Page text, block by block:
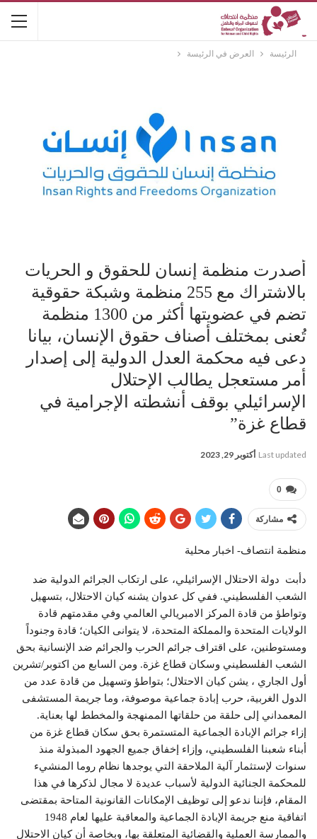
الرئيسة العرض في الرئيسة
أصدرت منظمة إنسان للحقوق و الحريات
بالاشتراك مع 255 منظمة وشبكة حقوقية
تضم في عضويتها أكثر من 1300 منظمة
تُعنى بمختلف أصناف حقوق الإنسان، بيانا
دعى فيه محكمة العدل الدولية إلى إصدار
أمر مستعجل يطالب الإحتلال
الإسرائيلي بوقف أنشطته الإجرامية في
قطاع غزة”
Last updated أكتوبر 29, 2023
0
مشاركة
منظمة انتصاف- اخبار محلية
دأبت دولة الاحتلال الإسرائيلي، على ارتكاب الجرائم الدولية ضد
الشعب الفلسطيني. ففي كل عدوان يشنه كيان الاحتلال، بتسهيل
وتواطؤ من قادة المركز الامبريالي العالمي وفي مقدمتهم قادة
الولايات المتحدة والمملكة المتحدة، لا يتوانى الكيان؛ قادة وجنوداً
ومستوطنين، على اقتراف جرائم الحرب والجرائم ضد الإنسانية بحق
الشعب الفلسطيني وسكان قطاع غزة. ومن السابع من اكتوبر/تشرين
أول الجاري ، يشن كيان الاحتلال؛ بتواطؤ وتسهيل من قادة عدد من
الدول الغربية، حرب إبادة جماعية موصوفة، وما جريمة المستشفى
المعمداني إلى حلقة من حلقاتها الممنهجة والمخطط لها بعناية.
إزاء جرائم الإبادة الجماعية المتستمرة بحق سكان قطاع غزة من
أبناء شعبنا الفلسطيني، وإزاء إخفاق جميع الجهود المبذولة منذ
سنوات لإستثمار آلية الملاحقة التي يوجدها نظام روما المنشيء
للمحكمة الجنائية الدولية لأسباب عديدة لا مجال لذكرها في هذا
المقام، فإننا ندعو إلى توظيف الإمكانات القانونية المتاحة بمقتضى
اتفاقية منع جريمة الإبادة الجماعية والمعاقبة عليها لعام 1948
والممارسة العملية والقضائية المتعلقة بها، وبخاصة أن كيان الاحتلال